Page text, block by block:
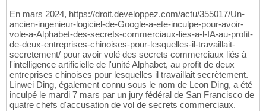
En mars 2024, https://droit.developpez.com/actu/355017/Un-
ancien-ingenieur-logiciel-de-Google-a-ete-inculpe-pour-avoir-
vole-a-Alphabet-des-secrets-commerciaux-lies-a-l-IA-au-profit-
de-deux-entreprises-chinoises-pour-lesquelles-il-travaillait-
secretement/ pour avoir volé des secrets commerciaux liés à
l'intelligence artificielle de l'unité Alphabet, au profit de deux
entreprises chinoises pour lesquelles il travaillait secrètement.
Linwei Ding, également connu sous le nom de Leon Ding, a été
inculpé le mardi 7 mars par un jury fédéral de San Francisco de
quatre chefs d'accusation de vol de secrets commerciaux.